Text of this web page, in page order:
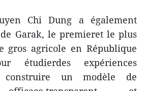
Chi Dung a également
Garak, le premieret le plus
gros agricole en République
étudierdes expériences
construire un modèle de